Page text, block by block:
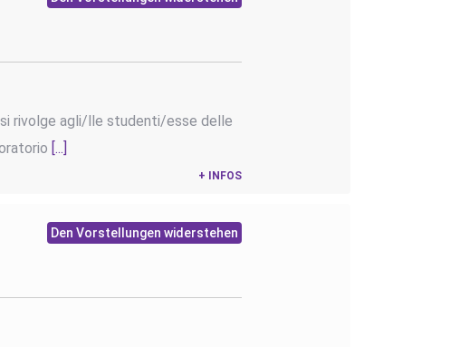
rivolge agli/lle studenti/esse delle
[...]
+ INFOS
Den Vorstellungen widerstehen